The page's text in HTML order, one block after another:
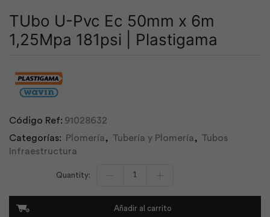
TUbo U-Pvc Ec 50mm x 6m
1,25Mpa 181psi | Plastigama
Código Ref: 91028632
Categorías:
Plomería, Tubería y Plomería, Tubos
Infraestructura
50mmAñadir al carrito